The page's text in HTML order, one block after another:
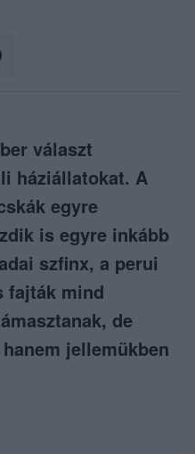
választ
háziállatokat. A
egyre
is egyre inkább
szfinx, a perui
fajták mind
de
jellemükben